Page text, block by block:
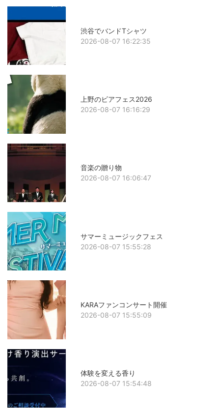
渋谷でバンドTシャツ
2026-08-07 16:22:35
上野のビアフェス2026
2026-08-07 16:16:29
音楽の贈り物
2026-08-07 16:06:47
サマーミュージックフェス
2026-08-07 15:55:28
KARAファンコンサート開催
2026-08-07 15:55:09
体験を変える香り
2026-08-07 15:54:48